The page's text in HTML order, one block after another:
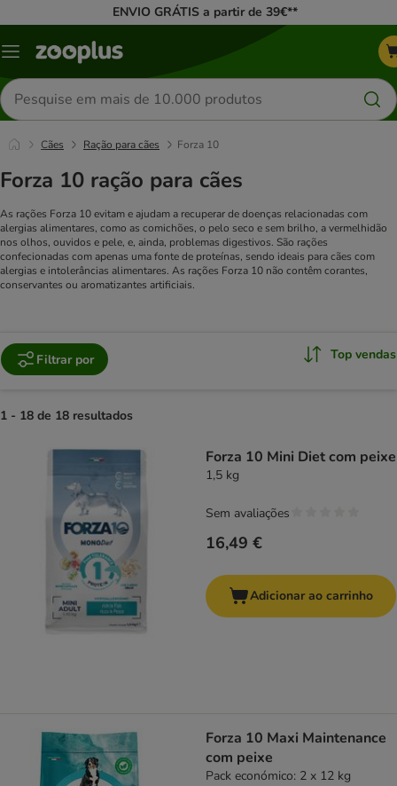
ENVIO GRÁTIS a partir de 39€**
Menu
Pesquisar
produtos
Cães Ração para cães Forza 10
Forza 10 ração para cães
As rações Forza 10 evitam e ajudam a recuperar de doenças relacionadas com
alergias alimentares, como as comichões, o pelo seco e sem brilho, a vermelhidão
nos olhos, ouvidos e pele, e, ainda, problemas digestivos. São rações
confecionadas com apenas uma fonte de proteínas, sendo ideais para cães com
alergias e intolerâncias alimentares. As rações Forza 10 não contêm corantes,
conservantes ou aromatizantes artificiais.
Filtrar por Top vendas
1 - 18 de 18 resultados
Forza 10 Mini Diet com peixe
1,5 kg
16,49 €
Sem avaliações
Adicionar ao carrinho
Forza 10 Maxi Maintenance
com peixe
Pack económico: 2 x 12 kg